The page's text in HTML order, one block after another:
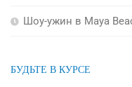
Шоу-ужин в Maya
БУДЬТЕ В КУРСЕ